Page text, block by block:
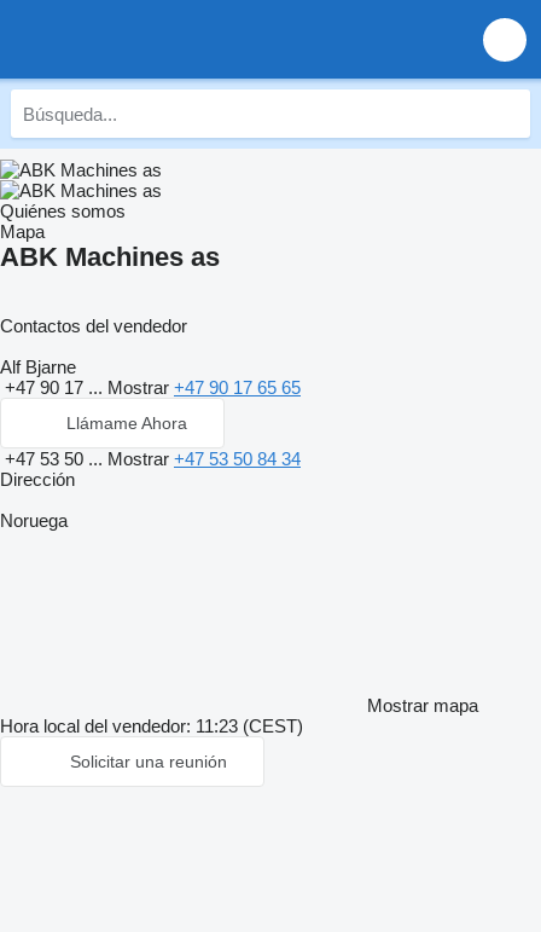
Quiénes somos
Mapa
ABK Machines as
Contactos del vendedor
Alf Bjarne
+47 90 17 ... Mostrar +47 90 17 65 65
Llámame Ahora
+47 53 50 ... Mostrar +47 53 50 84 34
Dirección
Noruega
Mostrar mapa
Hora local del vendedor: 11:23 (CEST)
Solicitar una reunión